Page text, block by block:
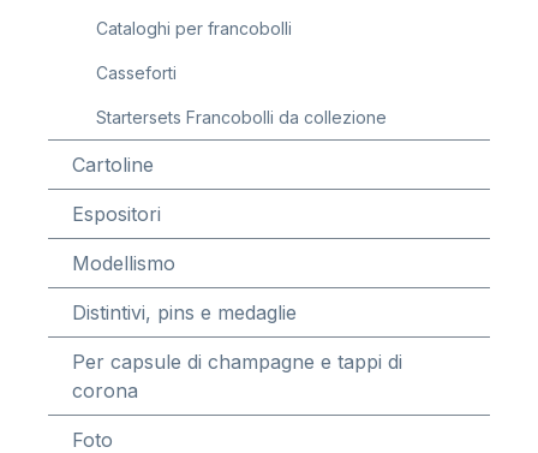
Cataloghi per francobolli
Casseforti
Startersets Francobolli da collezione
Cartoline
Espositori
Modellismo
Distintivi, pins e medaglie
Per capsule di champagne e tappi di
corona
Foto